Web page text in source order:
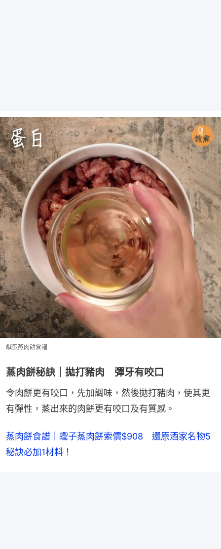
鹹蛋蒸肉餅食譜
蒸肉餅秘訣｜拋打豬肉 彈牙有咬口
令肉餅更有咬口，先加調味，然後拋打豬肉，使其更
有彈性，蒸出來的肉餅更有咬口及有質感。
蒸肉餅食譜｜蟶子蒸肉餅索價$908　還原酒家名物5
秘訣必加1材料！